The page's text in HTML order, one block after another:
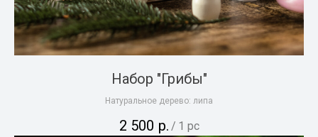
Набор "Грибы"
Натуральное дерево: липа
2 500 р. / 1 pc